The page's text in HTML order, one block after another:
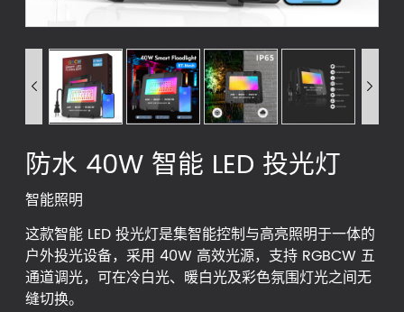
 
防水 40W 智能 LED 投光灯
智能照明
这款智能 LED 投光灯是集智能控制与高亮照明于一体的
户外投光设备，采用 40W 高效光源，支持 RGBCW 五
通道调光，可在冷白光、暖白光及彩色氛围灯光之间无
缝切换。